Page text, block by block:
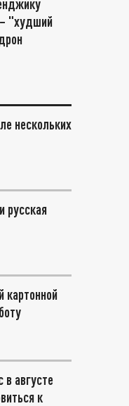
"худший
нескольких
русская
картонной
августе
к